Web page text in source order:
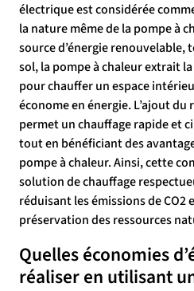
électrique est considérée
la nature même de la pompe à
source d’énergie renouvelable,
sol, la pompe à chaleur extrait
pour chauffer un espace
économe en énergie. L’ajout
permet un chauffage rapide et
tout en bénéficiant des
pompe à chaleur. Ainsi, cette
solution de chauffage
réduisant les émissions de CO2
préservation des ressources
Quelles économies
réaliser en utilisant